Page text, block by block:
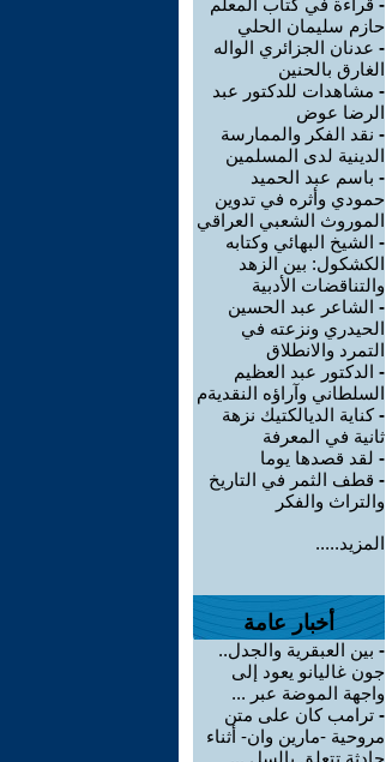
- قراءة في كتاب المعلم
حازم سليمان الحلي
- عدنان الجزائري الواله
الغارق بالحنين
- مشاهدات للدكتور عبد
الرضا عوض
- نقد الفكر والممارسة
الدينية لدى المسلمين
- باسم عبد الحميد
حمودي وأثره في تدوين
الموروث الشعبي العراقي
- الشيخ البهائي وكتابه
الكشكول: بين الزهد
والتناقضات الأدبية
- الشاعر عبد الحسين
الحيدري ونزعته في
التمرد والانطلاق
- الدكتور عبد العظيم
السلطاني وآراؤه النقديةم
-كناية الديالكتيك نزهة
ثانية في المعرفة
- لقد قصدها يوما
- قطف الثمر في التاريخ
والتراث والفكر
المزيد.....
أخبار عامة
- بين العبقرية والجدل..
جون غاليانو يعود إلى
واجهة الموضة عبر ...
- ترامب كان على متن
مروحية -مارين وان- أثناء
حادثة تتعلق بالسل ...